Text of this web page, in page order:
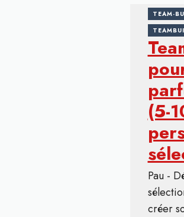
TEAM-
(5-
Pau -
créer